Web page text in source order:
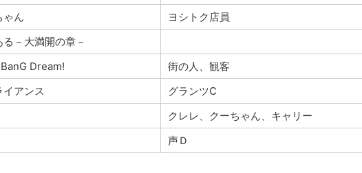
ん
ヨシトク店員
－大満開の章－
Dream!
街の人、観客
アンス
グランツC
クレレ、クーちゃん、キャリー
声Ｄ